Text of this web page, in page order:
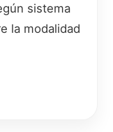
sistema
la modalidad